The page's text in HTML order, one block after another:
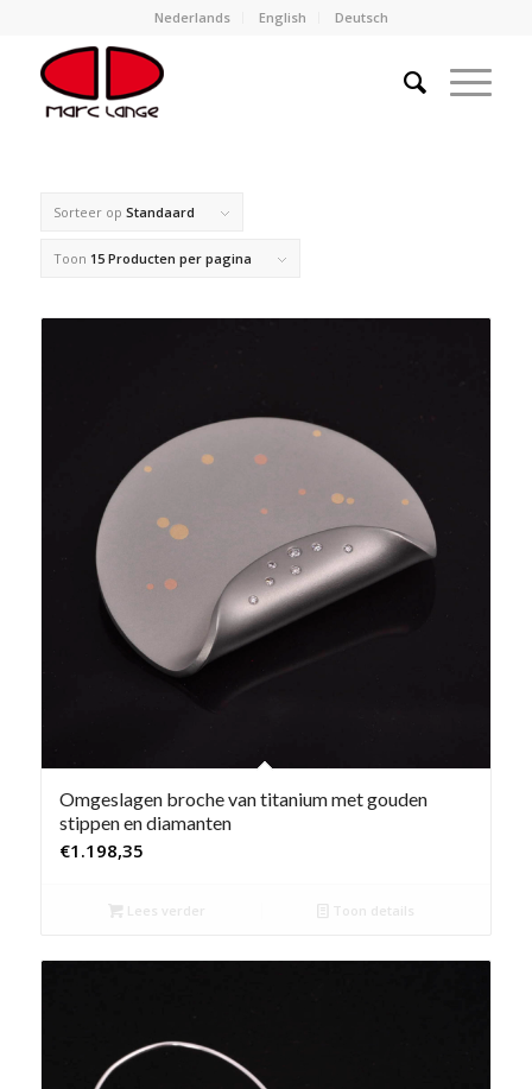
Nederlands English Deutsch
Sorteer op Standaard
Toon 15 Producten per pagina
Omgeslagen broche van titanium met gouden
stippen en diamanten
€1.198,35
Lees verder Toon details